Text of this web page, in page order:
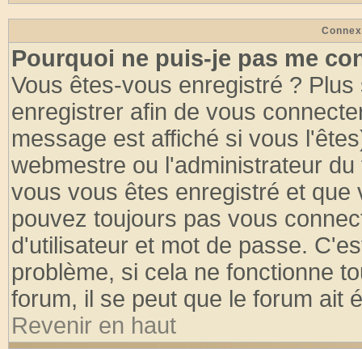
Pourquoi ne puis-je pas me
Vous êtes-vous enregistré ?
enregistrer afin de vous
message est affiché si vous
webmestre ou l'administrateur
vous vous êtes enregistré et
pouvez toujours pas vous
d'utilisateur et mot de passe.
problème, si cela ne fonctionne
forum, il se peut que le forum ait
Revenir en haut